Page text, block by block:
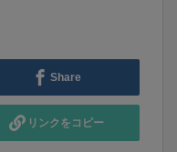
Share
リンクをコピー